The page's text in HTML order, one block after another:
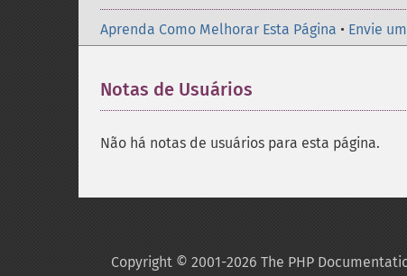
Aprenda Como Melhorar Esta Página • Envie
Notas de Usuários
Não há notas de usuários para esta página.
Copyright © 2001-2026 The PHP